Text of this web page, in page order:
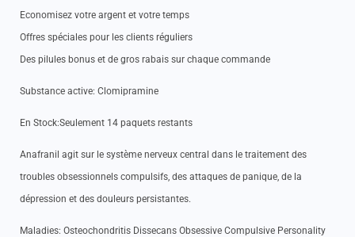
Economisez votre argent et votre temps
Offres spéciales pour les clients réguliers
Des pilules bonus et de gros rabais sur chaque commande
Substance active: Clomipramine
En Stock:Seulement 14 paquets restants
Anafranil agit sur le système nerveux central dans le traitement des
troubles obsessionnels compulsifs, des attaques de panique, de la
dépression et des douleurs persistantes.
Maladies: Osteochondritis Dissecans Obsessive Compulsive Personality